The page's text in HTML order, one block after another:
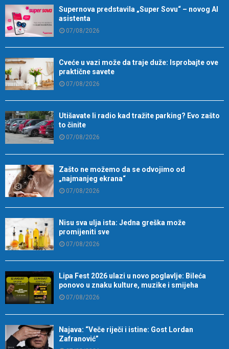
Supernova predstavila „Super Sovu“ – novog AI
asistenta
07/08/2026
Cveće u vazi može da traje duže: Isprobajte ove
praktične savete
07/08/2026
Utišavate li radio kad tražite parking? Evo zašto
to činite
07/08/2026
Zašto ne možemo da se odvojimo od
„najmanjeg ekrana“
07/08/2026
Nisu sva ulja ista: Jedna greška može
promijeniti sve
07/08/2026
Lipa Fest 2026 ulazi u novo poglavlje: Bileća
ponovo u znaku kulture, muzike i smijeha
07/08/2026
Najava: “Veče riječi i istine: Gost Lordan
Zafranović”